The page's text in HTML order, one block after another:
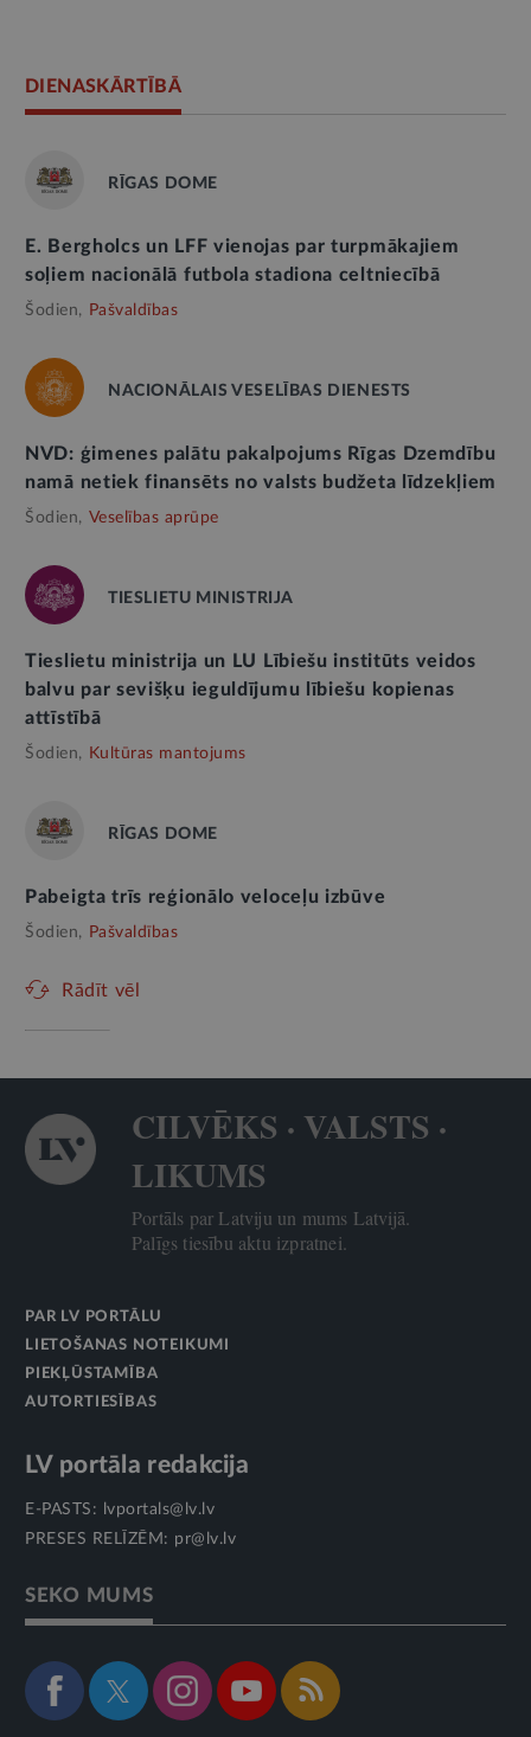
DIENASKĀRTĪBĀ
RĪGAS DOME
E. Bergholcs un LFF vienojas par turpmākajiem
soļiem nacionālā futbola stadiona celtniecībā
Šodien, Pašvaldības
NACIONĀLAIS VESELĪBAS DIENESTS
NVD: ģimenes palātu pakalpojums Rīgas Dzemdību
namā netiek finansēts no valsts budžeta līdzekļiem
Šodien, Veselības aprūpe
TIESLIETU MINISTRIJA
Tieslietu ministrija un LU Lībiešu institūts veidos
balvu par sevišķu ieguldījumu lībiešu kopienas
attīstībā
Šodien, Kultūras mantojums
RĪGAS DOME
Pabeigta trīs reģionālo veloceļu izbūve
Šodien, Pašvaldības
Rādīt vēl
CILVĒKS · VALSTS ·
LIKUMS
Portāls par Latviju un mums Latvijā.
Palīgs tiesību aktu izpratnei.
PAR LV PORTĀLU
LIETOŠANAS NOTEIKUMI
PIEKĻŪSTAMĪBA
AUTORTIESĪBAS
LV portāla redakcija
E-PASTS:
lvportals@lv.lv
PRESES RELĪZĒM: pr@lv.lv
SEKO MUMS